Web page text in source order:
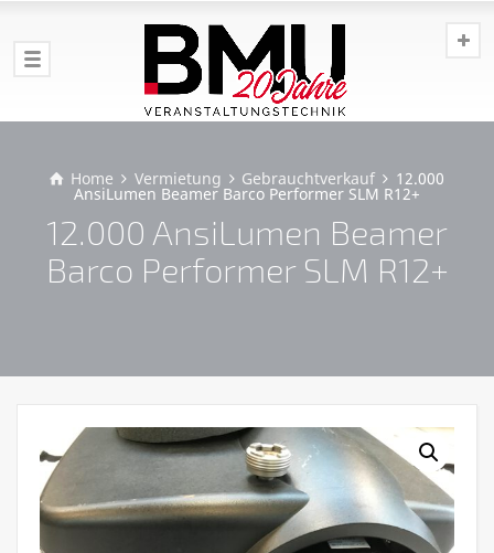
Home Vermietung Gebrauchtverkauf 12.000
AnsiLumen Beamer Barco Performer SLM R12+
12.000 AnsiLumen Beamer
Barco Performer SLM R12+